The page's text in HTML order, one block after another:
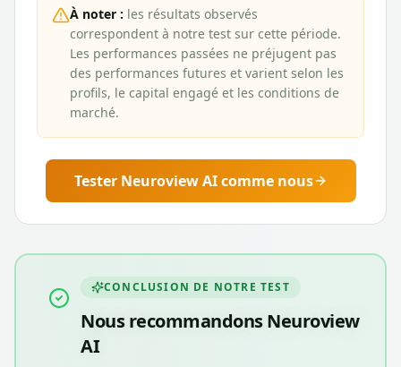
À noter : les résultats observés
correspondent à notre test sur cette période.
Les performances passées ne préjugent pas
des performances futures et varient selon les
profils, le capital engagé et les conditions de
marché.
Tester Neuroview AIcomme nous
CONCLUSION DE NOTRE TEST
Nous recommandonsNeuroview
AI